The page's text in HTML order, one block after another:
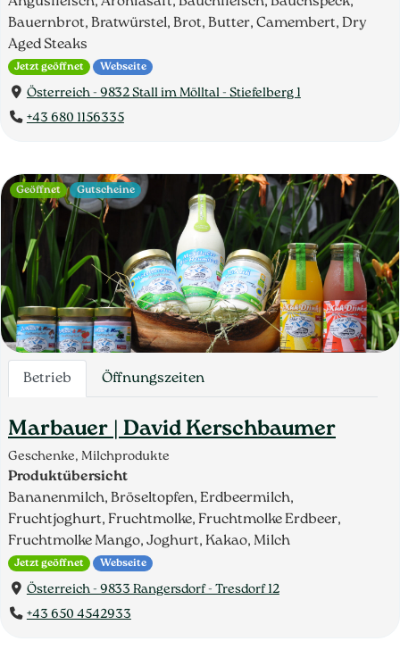
Bauernbrot, Bratwürstel, Brot, Butter, Camembert, Dry
Aged Steaks
Jetzt geöffnet Webseite
Österreich - 9832 Stall im Mölltal - Stiefelberg 1
+43 680 1156335
Betrieb Öffnungszeiten
Marbauer | David Kerschbaumer
Geschenke, Milchprodukte
Produktübersicht
Bananenmilch, Bröseltopfen, Erdbeermilch,
Fruchtjoghurt, Fruchtmolke, Fruchtmolke Erdbeer,
Fruchtmolke Mango, Joghurt, Kakao, Milch
Jetzt geöffnet Webseite
Österreich - 9833 Rangersdorf - Tresdorf 12
+43 650 4542933
Geöffnet Gutscheine